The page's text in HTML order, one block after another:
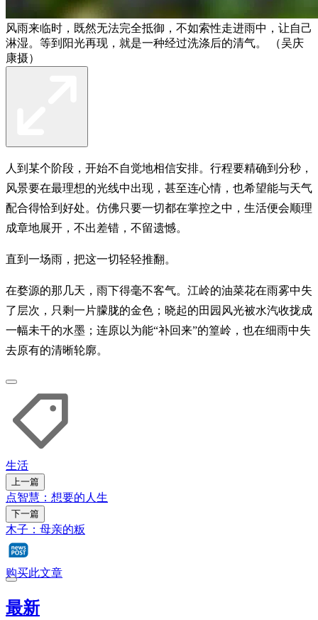
风雨来临时，既然无法完全抵御，不如索性走进雨中，让自己
淋湿。等到阳光再现，就是一种经过洗涤后的清气。 （吴庆
康摄）
人到某个阶段，开始不自觉地相信安排。行程要精确到分秒，
风景要在最理想的光线中出现，甚至连心情，也希望能与天气
配合得恰到好处。仿佛只要一切都在掌控之中，生活便会顺理
成章地展开，不出差错，不留遗憾。
直到一场雨，把这一切轻轻推翻。
在婺源的那几天，雨下得毫不客气。江岭的油菜花在雨雾中失
了层次，只剩一片朦胧的金色；晓起的田园风光被水汽收拢成
一幅未干的水墨；连原以为能“补回来”的篁岭，也在细雨中失
去原有的清晰轮廓。
生活
上一篇
点智慧：想要的人生
下一篇
木子：母亲的粄
购买此文章
最新